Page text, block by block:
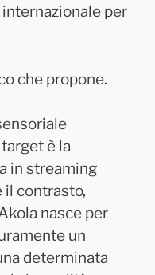
per
che propone.
è la
in streaming
il contrasto,
nasce per
un
determinata